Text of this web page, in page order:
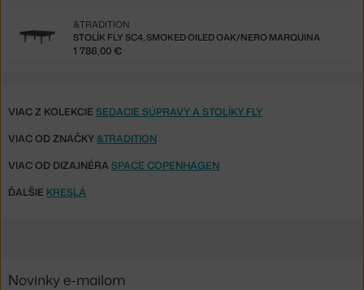
STOLÍK FLY SC4, SMOKED OILED OAK/NERO MARQUINA
&TRADITION
1 786,00 €
VIAC Z KOLEKCIE SEDACIE SÚPRAVY A STOLÍKY FLY
VIAC OD ZNAČKY&TRADITION
VIAC OD DIZAJNÉRA SPACE COPENHAGEN
ĎALŠIE KRESLÁ
Novinky e-mailom